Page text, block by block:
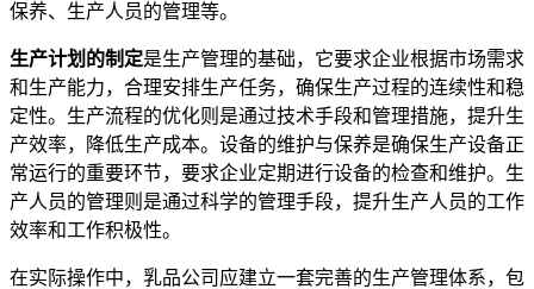
保养、生产人员的管理等。
生产计划的制定是生产管理的基础，它要求企业根据市场需求
和生产能力，合理安排生产任务，确保生产过程的连续性和稳
定性。生产流程的优化则是通过技术手段和管理措施，提升生
产效率，降低生产成本。设备的维护与保养是确保生产设备正
常运行的重要环节，要求企业定期进行设备的检查和维护。生
产人员的管理则是通过科学的管理手段，提升生产人员的工作
效率和工作积极性。
在实际操作中，乳品公司应建立一套完善的生产管理体系，包